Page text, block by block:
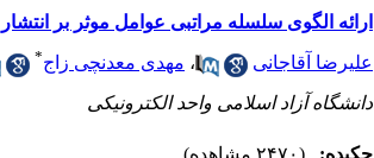
ارائه الگوی سلسله مراتبی عوامل موثر بر
علیرضا آقاجانی ، مهدی معدنچی زاج*
دانشگاه آزاد اسلامی واحد الکترونیکی
چکیده: (۲۴۷۰ مشاهده)